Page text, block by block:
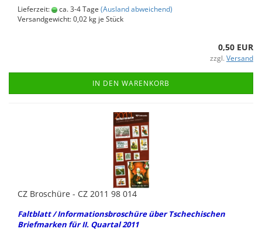
Lieferzeit: ca. 3-4 Tage (Ausland abweichend)
Versandgewicht:0,02 kg je Stück
0,50 EUR
zzgl. Versand
IN DEN WARENKORB
CZ Bro­schü­re - CZ 2011 98 014
Falt­blatt / In­for­ma­ti­ons­bro­schü­re über Tsche­chi­schen
Brief­mar­ken für II. Quar­tal 2011